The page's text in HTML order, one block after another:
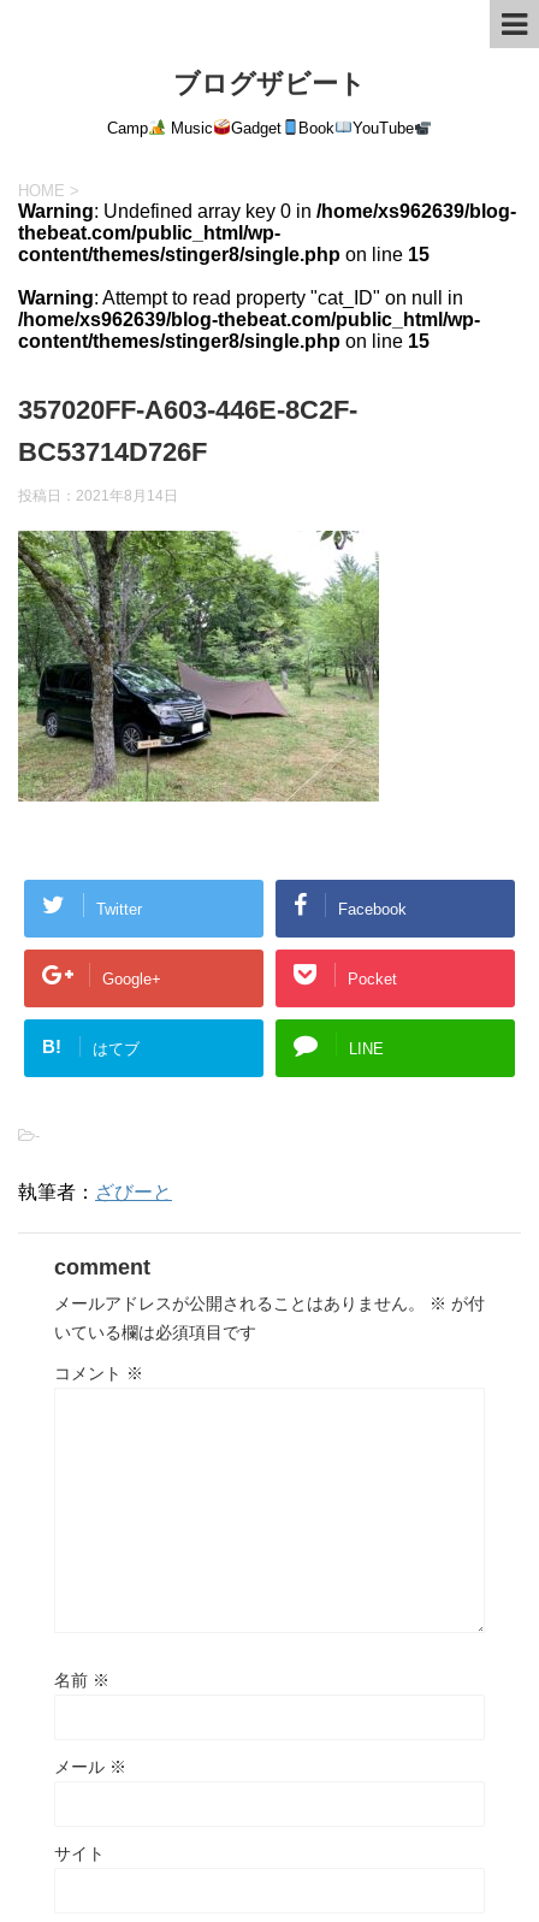
ブログザビート
Camp Music Gadget Book YouTube
HOME >
Warning: Undefined array key 0 in /home/xs962639/blog-
thebeat.com/public_html/wp-
content/themes/stinger8/single.php on line 15
Warning: Attempt to read property "cat_ID" on null in
/home/xs962639/blog-thebeat.com/public_html/wp-
content/themes/stinger8/single.php on line 15
357020FF-A603-446E-8C2F-
BC53714D726F
投稿日： 2021年8月14日
Twitter Facebook
Google+ Pocket
B! はてブ LINE
-
執筆者： ざびーと
comment
メールアドレスが公開されることはありません。 ※ が付
いている欄は必須項目です
コメント ※
名前 ※
メール ※
サイト